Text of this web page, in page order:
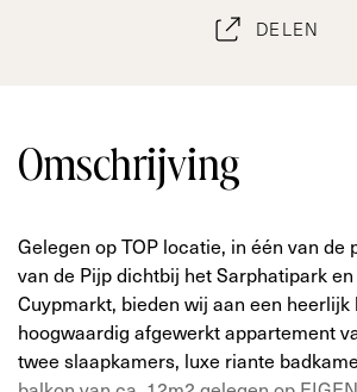
DELEN
Omschrijving
Gelegen op TOP locatie, in één van de
van de Pijp dichtbij het Sarphatipark
Cuypmarkt, bieden wij aan een
hoogwaardig afgewerkt appartement
twee slaapkamers, luxe riante